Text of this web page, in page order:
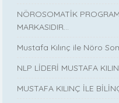
NÖROSOMATİK
MARKASIDIR…
Mustafa Kılınç ile Nöro
NLP LİDERİ MUSTAFA
MUSTAFA KILINÇ İLE